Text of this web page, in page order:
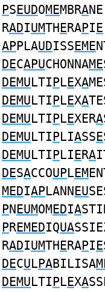
PSEUDOMEMBRA
RADIUMTHERAPIE
APPLAUDISSEME
DECAPUCHONNAME
DEMULTIPLEXA
DEMULTIPLEXA
DEMULTIPLEXERA
DEMULTIPLIASSE
DEMULTIPLIERA
DESACCOUPLEM
MEDIAPLANNEU
PNEUMOMEDIA
PREMEDIQUA
RADIUMTHERAPIE
DECULPABILISA
DEMULTIPLEXA